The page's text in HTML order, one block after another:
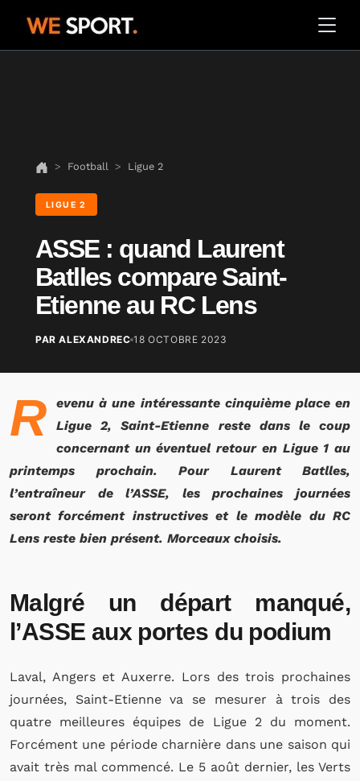
Football Ligue 2
LIGUE 2
ASSE : quand Laurent
Batlles compare Saint-
Etienne au RC Lens
PAR ALEXANDREC 18 OCTOBRE 2023
R
evenu à une intéressante cinquième place en
Ligue 2, Saint-Etienne reste dans le coup
concernant un éventuel retour en Ligue 1 au
printemps prochain. Pour Laurent Batlles,
l’entraîneur de l’ASSE, les prochaines journées
seront forcément instructives et le modèle du RC
Lens reste bien présent. Morceaux choisis.
Malgré un départ manqué,
l’ASSE aux portes du podium
Laval, Angers et Auxerre. Lors des trois prochaines
journées, Saint-Etienne va se mesurer à trois des
quatre meilleures équipes de Ligue 2 du moment.
Forcément une période charnière dans une saison qui
avait très mal commencé. Le 5 août dernier, les Verts